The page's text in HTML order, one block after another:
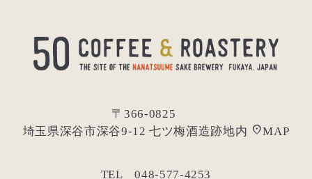
〒366-0825
埼玉県深谷市深谷9-12 七ツ梅酒造跡地内 location_onMAP
TEL 048-577-4253